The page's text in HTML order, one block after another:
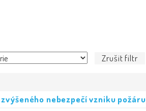
Zrušit filtr
nebezpečí vzniku požáru